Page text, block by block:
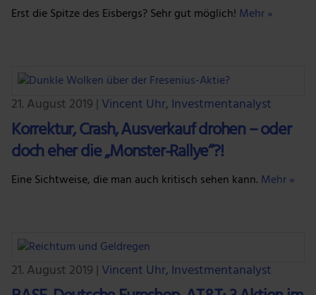
Erst die Spitze des Eisbergs? Sehr gut möglich! Mehr »
21. August 2019 | Vincent Uhr, Investmentanalyst
Korrektur, Crash, Ausverkauf drohen – oder
doch eher die „Monster-Rallye“?!
Eine Sichtweise, die man auch kritisch sehen kann. Mehr »
21. August 2019 | Vincent Uhr, Investmentanalyst